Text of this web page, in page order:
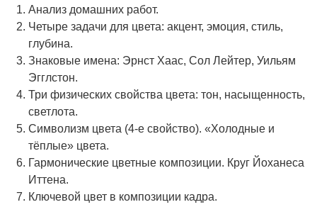
Анализ домашних работ.
Четыре задачи для цвета: акцент, эмоция, стиль,
глубина.
Знаковые имена: Эрнст Хаас, Сол Лейтер, Уильям
Эгглстон.
Три физических свойства цвета: тон, насыщенность,
светлота.
Символизм цвета (4-е свойство). «Холодные и
тёплые» цвета.
Гармонические цветные композиции. Круг Йоханеса
Иттена.
Ключевой цвет в композиции кадра.